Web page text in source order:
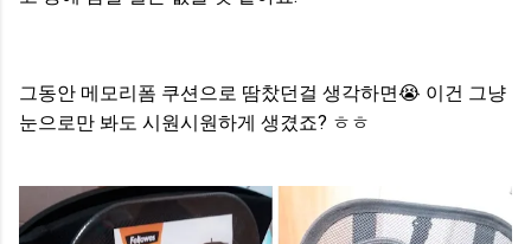
그동안 메모리폼 쿠션으로 땀찼던걸 생각하면😭 이건 그냥
눈으로만 봐도 시원시원하게 생겼죠? ㅎㅎ